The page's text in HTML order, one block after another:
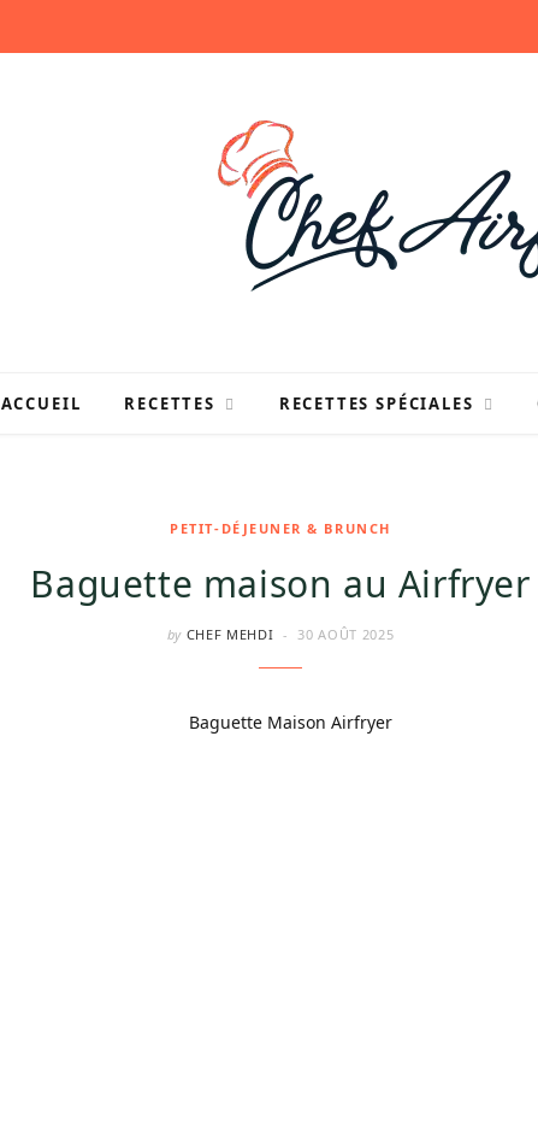
ACCUEIL RECETTES RECETTES SPÉCIALES
PETIT-DÉJEUNER & BRUNCH
Baguette maison au Airfryer
by CHEF MEHDI 30 AOÛT 2025